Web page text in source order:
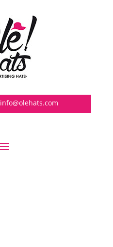
info@olehats.com